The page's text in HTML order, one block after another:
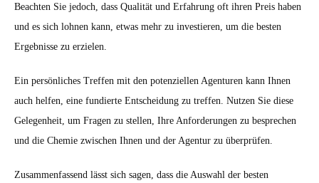
Beachten Sie jedoch, dass Qualität und Erfahrung oft ihren Preis haben
und es sich lohnen kann, etwas mehr zu investieren, um die besten
Ergebnisse zu erzielen.
Ein persönliches Treffen mit den potenziellen Agenturen kann Ihnen
auch helfen, eine fundierte Entscheidung zu treffen. Nutzen Sie diese
Gelegenheit, um Fragen zu stellen, Ihre Anforderungen zu besprechen
und die Chemie zwischen Ihnen und der Agentur zu überprüfen.
Zusammenfassend lässt sich sagen, dass die Auswahl der besten